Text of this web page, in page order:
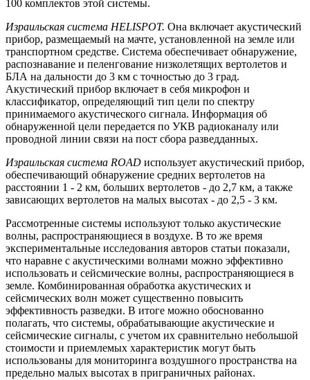
100 комплектов этой системы.
Израильская система HELISPOT. Она включает акустический
прибор, размещаемый на мачте, установленной на земле или
транспортном средстве. Система обеспечивает обнаружение,
распознавание и пеленгование низколетящих вертолетов и
БЛА на дальности до 3 км с точностью до 3 град.
Акустический прибор включает в себя микрофон и
классификатор, определяющий тип цели по спектру
принимаемого акустического сигнала. Информация об
обнаруженной цели передается по УКВ радиоканалу или
проводной линии связи на пост сбора разведданных.
Израильская система ROAD использует акустический прибор,
обеспечивающий обнаружение средних вертолетов на
расстоянии 1 - 2 км, больших вертолетов - до 2,7 км, а также
зависающих вертолетов на малых высотах - до 2,5 - 3 км.
Рассмотренные системы используют только акустические
волны, распространяющиеся в воздухе. В то же время
экспериментальные исследования авторов статьи показали,
что наравне с акустическими волнами можно эффективно
использовать и сейсмические волны, распространяющиеся в
земле. Комбинированная обработка акустических и
сейсмических волн может существенно повысить
эффективность разведки. В итоге можно обоснованно
полагать, что системы, обрабатывающие акустические и
сейсмические сигналы, с учетом их сравнительно небольшой
стоимости и приемлемых характеристик могут быть
использованы для мониторинга воздушного пространства на
предельно малых высотах в приграничных районах.